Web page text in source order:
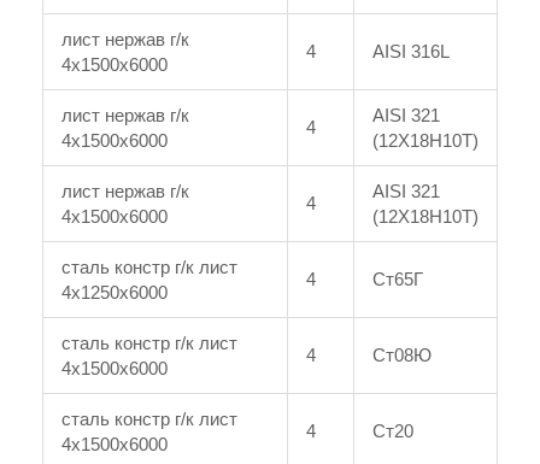
лист нержав г/к
4x1500x6000
4 AISI 316L
лист нержав г/к
4x1500x6000
4
AISI 321
(12Х18Н10Т)
лист нержав г/к
4x1500x6000
4
AISI 321
(12Х18Н10Т)
сталь констр г/к лист
4x1250x6000
4 Ст65Г
сталь констр г/к лист
4x1500x6000
4 Ст08Ю
сталь констр г/к лист
4x1500x6000
4 Ст20